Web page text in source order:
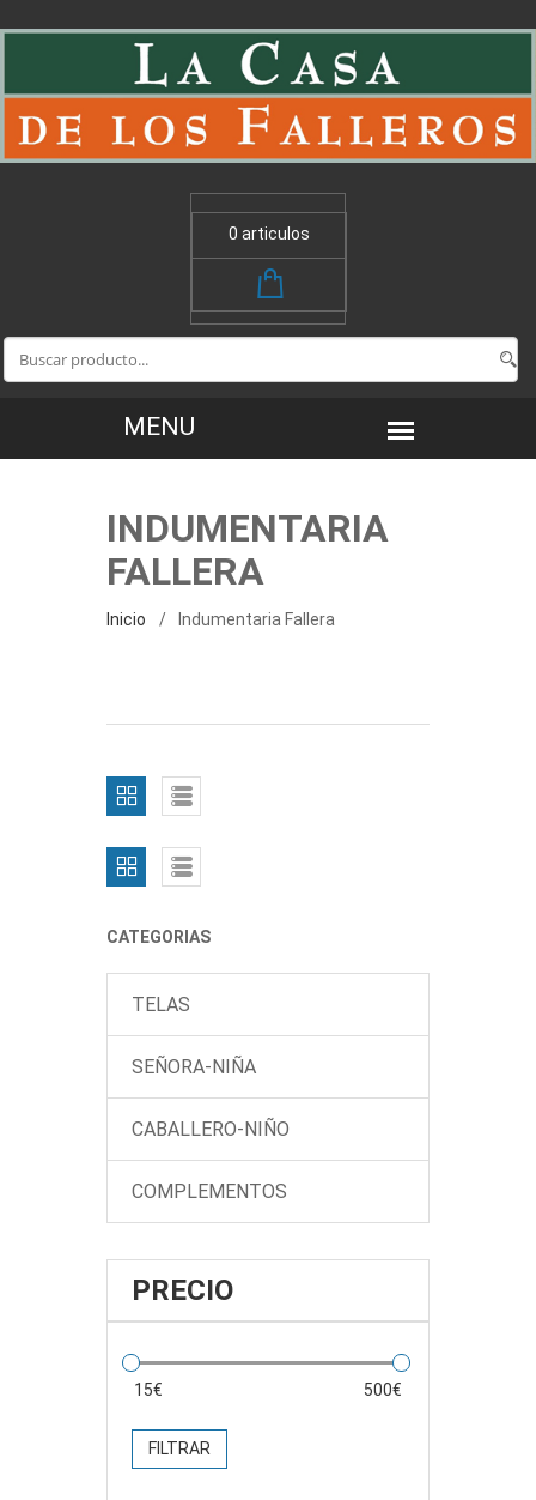
0 articulos
INDUMENTARIA
FALLERA
Inicio Indumentaria Fallera
CATEGORIAS
TELAS
SEÑORA-NIÑA
CABALLERO-NIÑO
COMPLEMENTOS
PRECIO
FILTRAR